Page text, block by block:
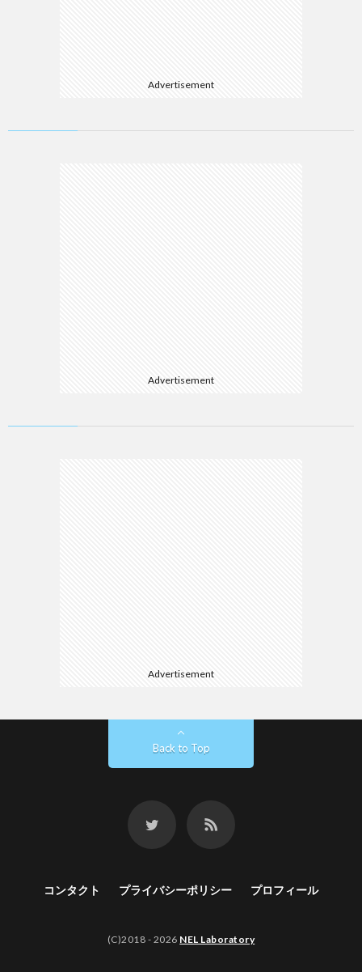
Advertisement
Advertisement
Advertisement
Back to Top
コンタクト プライバシーポリシー プロフィール
(C)2018 - 2026 NEL Laboratory